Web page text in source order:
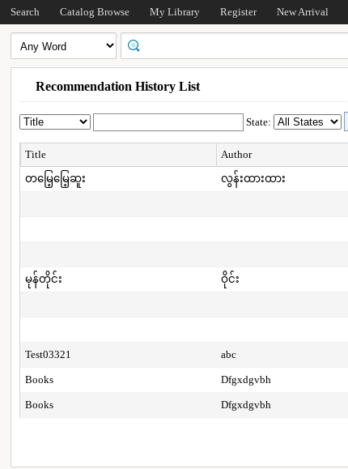
Search Catalog Browse My Library Register New Arrival
Recommendation History List
State:
Title Author
တမြေ့မြေ့ဆူး
လွန်းထားထား
မုန်တိုင်း ဝိုင်း
Test03321 abc
Books Dfgxdgvbh
Books Dfgxdgvbh